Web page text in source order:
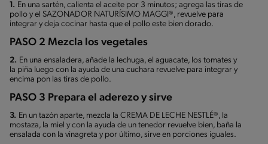
1. En una sartén, calienta el aceite por 3 minutos; agrega las tiras de
pollo y el SAZONADOR NATURÍSIMO MAGGI®, revuelve para
integrar y deja cocinar hasta que el pollo este bien dorado.
PASO 2 Mezcla los vegetales
2. En una ensaladera, añade la lechuga, el aguacate, los tomates y
la piña luego con la ayuda de una cuchara revuelve para integrar y
encima pon las tiras de pollo.
PASO 3 Prepara el aderezo y sirve
3. En un tazón aparte, mezcla la CREMA DE LECHE NESTLÉ®, la
mostaza, la miel y con la ayuda de un tenedor revuelve bien, baña la
ensalada con la vinagreta y por último, sirve en porciones iguales.